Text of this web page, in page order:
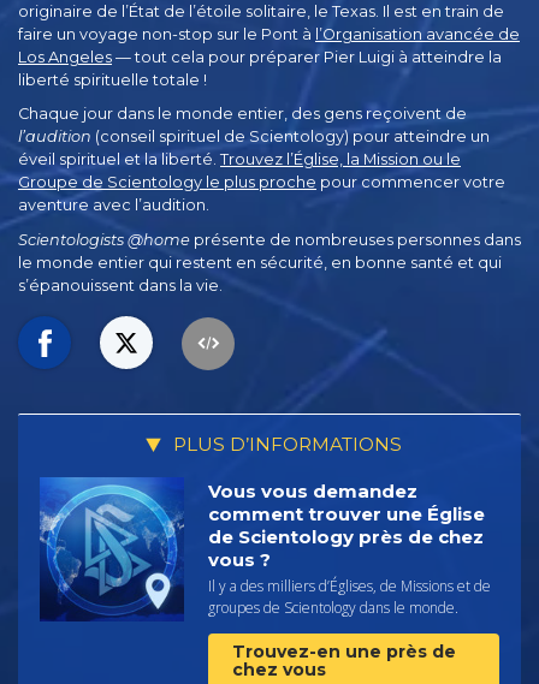
originaire de l’État de l’étoile solitaire, le Texas. Il est en train de
faire un voyage non-stop sur le Pont à l’Organisation avancée de
Los Angeles — tout cela pour préparer Pier Luigi à atteindre la
liberté spirituelle totale !
Chaque jour dans le monde entier, des gens reçoivent de
l’audition (conseil spirituel de Scientology) pour atteindre un
éveil spirituel et la liberté. Trouvez l’Église, la Mission ou le
Groupe de Scientology le plus proche pour commencer votre
aventure avec l’audition.
Scientologists @home présente de nombreuses personnes dans
le monde entier qui restent en sécurité, en bonne santé et qui
s’épanouissent dans la vie.
PLUS D’INFORMATIONS
Vous vous demandez
comment trouver une Église
de Scientology près de chez
vous ?
Il y a des milliers d’Églises, de Missions et de
groupes de Scientology dans le monde.
Trouvez-en une près de
chez vous